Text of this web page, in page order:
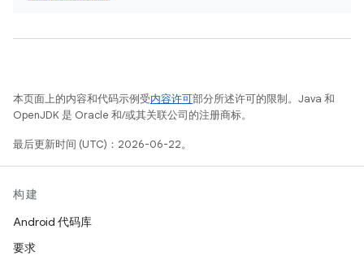
本页面上的内容和代码示例受内容许可部分所述许可的限制。Java 和
OpenJDK 是 Oracle 和/或其关联公司的注册商标。
最后更新时间 (UTC)：2026-06-22。
构建
Android 代码库
要求